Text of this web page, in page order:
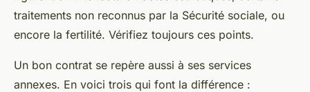
traitements non reconnus par la Sécurité sociale, ou
encore la fertilité. Vérifiez toujours ces points.
Un bon contrat se repère aussi à ses services
annexes. En voici trois qui font la différence :